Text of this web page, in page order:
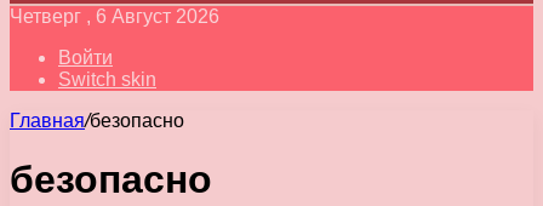
Четверг , 6 Август 2026
Войти
Switch skin
Главная/безопасно
безопасно